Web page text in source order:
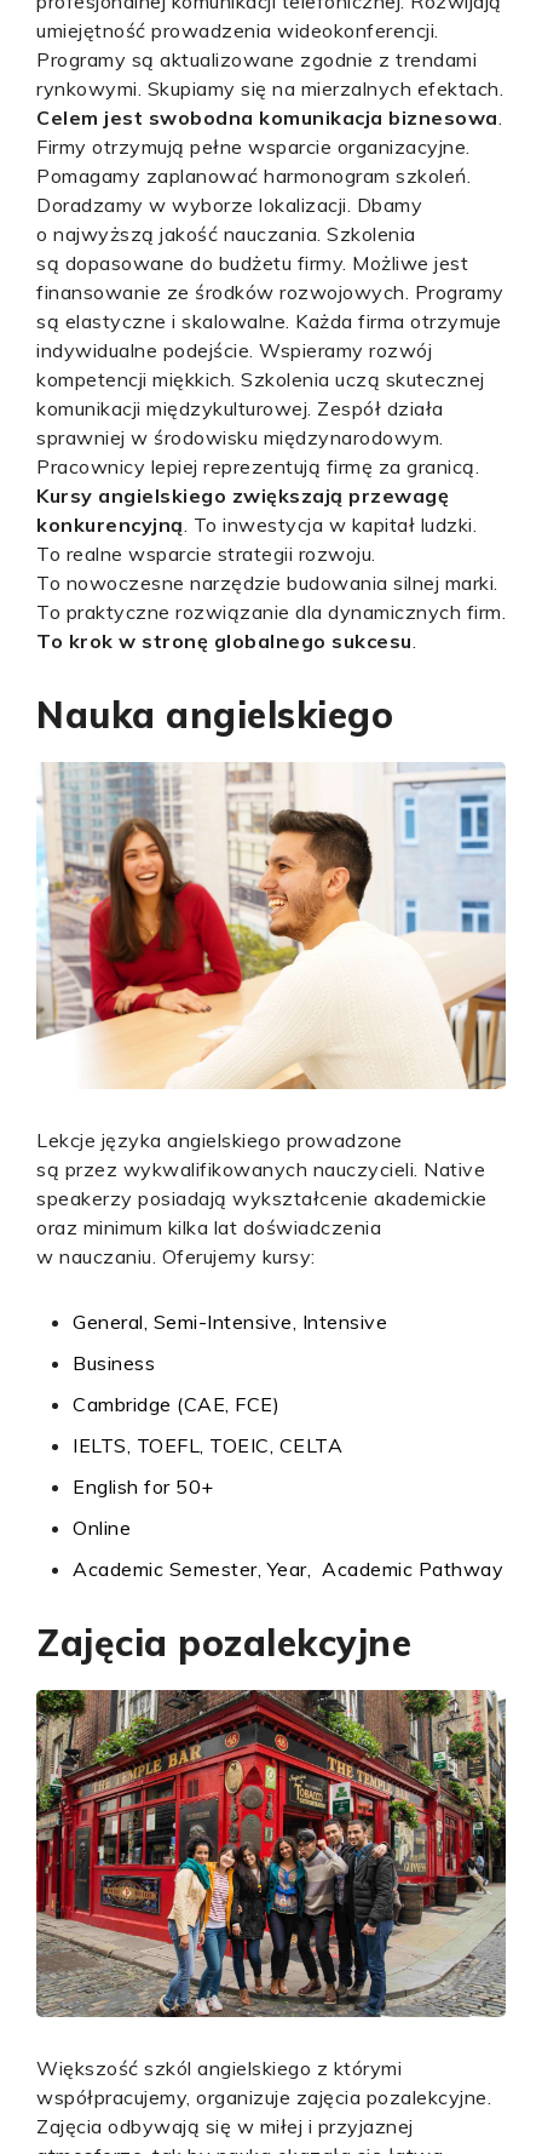
umiejętność prowadzenia wideokonferencji.
Programy są aktualizowane zgodnie z trendami
rynkowymi. Skupiamy się na mierzalnych efektach.
Celem jest swobodna komunikacja biznesowa.
Firmy otrzymują pełne wsparcie organizacyjne.
Pomagamy zaplanować harmonogram szkoleń.
Doradzamy w wyborze lokalizacji. Dbamy
o najwyższą jakość nauczania. Szkolenia
są dopasowane do budżetu firmy. Możliwe jest
finansowanie ze środków rozwojowych. Programy
są elastyczne i skalowalne. Każda firma otrzymuje
indywidualne podejście. Wspieramy rozwój
kompetencji miękkich. Szkolenia uczą skutecznej
komunikacji międzykulturowej. Zespół działa
sprawniej w środowisku międzynarodowym.
Pracownicy lepiej reprezentują firmę za granicą.
Kursy angielskiego zwiększają przewagę
konkurencyjną. To inwestycja w kapitał ludzki.
To realne wsparcie strategii rozwoju.
To nowoczesne narzędzie budowania silnej marki.
To praktyczne rozwiązanie dla dynamicznych firm.
To krok w stronę globalnego sukcesu.
Nauka angielskiego
Lekcje języka angielskiego prowadzone
są przez wykwalifikowanych nauczycieli. Native
speakerzy posiadają wykształcenie akademickie
oraz minimum kilka lat doświadczenia
w nauczaniu. Oferujemy kursy:
General, Semi-Intensive, Intensive
Business
Cambridge (CAE, FCE)
IELTS, TOEFL, TOEIC, CELTA
English for 50+
Online
Academic Semester,Year, Academic Pathway
Zajęcia pozalekcyjne
Większość szkól angielskiego z którymi
współpracujemy, organizuje zajęcia pozalekcyjne.
Zajęcia odbywają się w miłej i przyjaznej